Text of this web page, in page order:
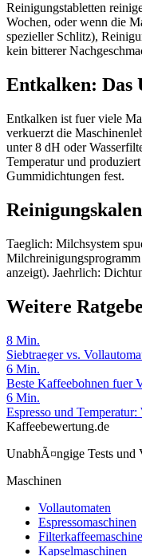
Reinigungstabletten
Wochen, oder wenn die
spezieller Schlitz),
kein bitterer
Entkalken: Das
Entkalken ist fuer viele
verkuerzt die
unter 8 dH oder
Temperatur und
Gummidichtungen fest.
Taeglich: Milchsystem
anzeigt). Jaehrlich:
Weitere
8 Min.
Siebtraeger vs.
6 Min.
Beste Kaffeebohnen fuer
6 Min.
Espresso und
Kaffeebewertung.de
UnabhÃ¤ngige Tests
Maschinen
Vollautomaten
Espressomaschinen
Kapselmaschinen